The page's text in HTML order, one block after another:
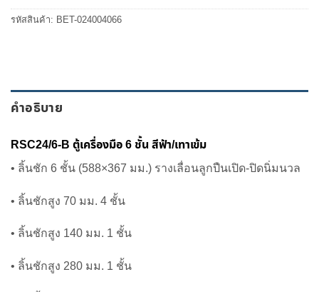
รหัสสินค้า: BET-024004066
คำอธิบาย
RSC24/6-B ตู้เครื่องมือ 6 ชั้น สีฟ้า/เทาเข้ม
• ลิ้นชัก 6 ชั้น (588×367 มม.) รางเลื่อนลูกปืนเปิด-ปิดนิ่มนวล
• ลิ้นชักสูง 70 มม. 4 ชั้น
• ลิ้นชักสูง 140 มม. 1 ชั้น
• ลิ้นชักสูง 280 มม. 1 ชั้น